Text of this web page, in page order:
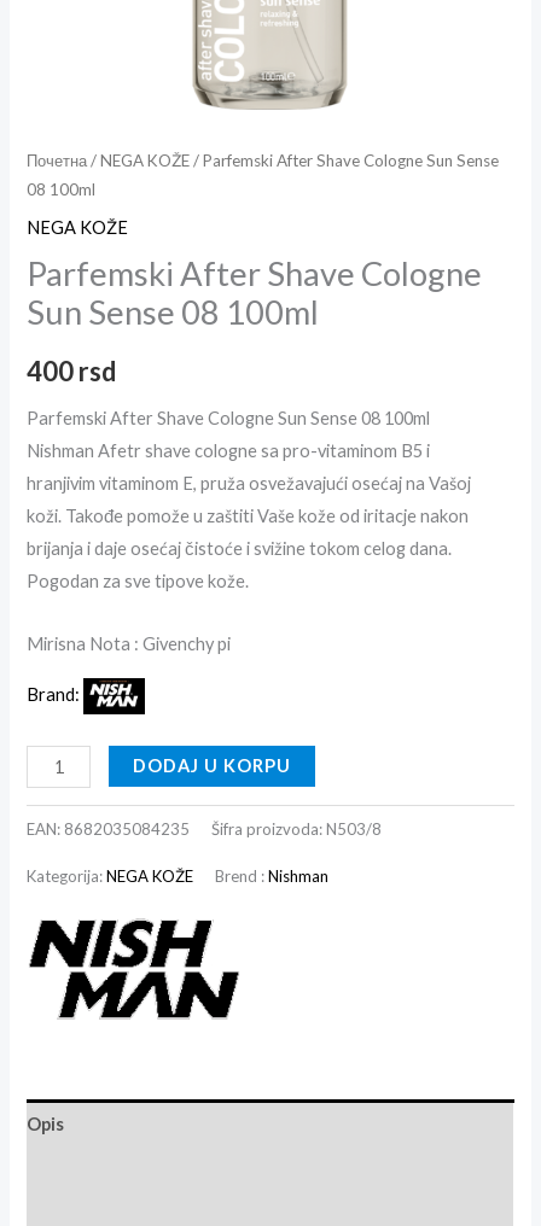
Почетна/NEGA KOŽE/ Parfemski After Shave Cologne Sun Sense
08 100ml
NEGA KOŽE
Parfemski After Shave Cologne
Sun Sense 08 100ml
400rsd
Parfemski After Shave Cologne Sun Sense 08 100ml
Nishman Afetr shave cologne sa pro-vitaminom B5 i
hranjivim vitaminom E, pruža osvežavajući osećaj na Vašoj
koži. Takođe pomože u zaštiti Vaše kože od iritacje nakon
brijanja i daje osećaj čistoće i svižine tokom celog dana.
Pogodan za sve tipove kože.
Mirisna Nota : Givenchy pi
Brand:
DODAJ U KORPU
EAN: 8682035084235 Šifra proizvoda:N503/8
Kategorija:NEGA KOŽE Brend :Nishman
Opis